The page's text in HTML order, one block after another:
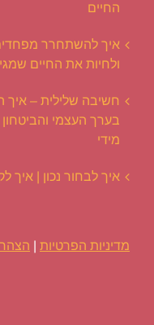
החיים
איך להשתחרר
ולחיות את החיים
חשיבה שלילית – איך
בערך העצמי
מידי
איך לבחור נכון | איך
מדיניות הפרטיות |